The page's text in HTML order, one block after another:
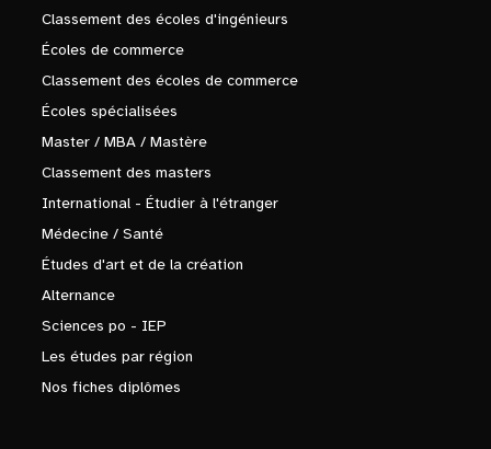
Classement des écoles d'ingénieurs
Écoles de commerce
Classement des écoles de commerce
Écoles spécialisées
Master / MBA / Mastère
Classement des masters
International - Étudier à l'étranger
Médecine / Santé
Études d'art et de la création
Alternance
Sciences po - IEP
Les études par région
Nos fiches diplômes